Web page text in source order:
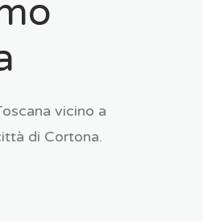
vicino a
di Cortona.